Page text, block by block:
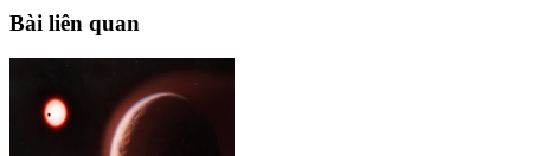
Bài liên quan